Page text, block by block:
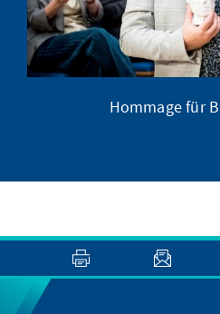
Hommage für